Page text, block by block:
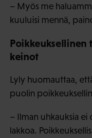
– Myös me
kuuluisi mennä,
Poikkeuksellinen
keinot
Lyly huomauttaa,
puolin
– Ilman uhkauksia ei
lakkoa.